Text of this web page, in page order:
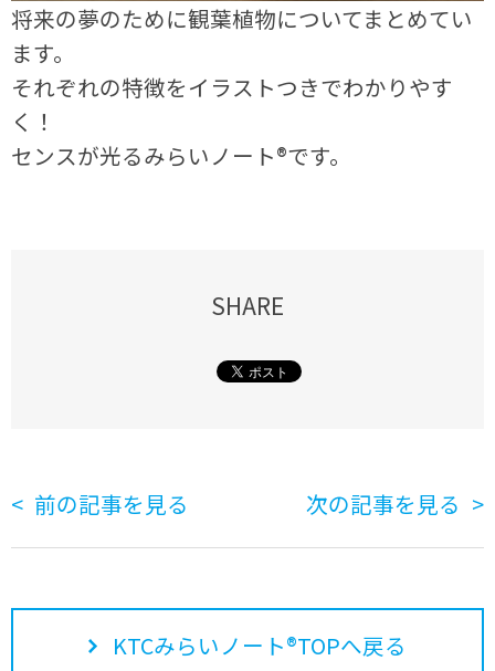
将来の夢のために観葉植物についてまとめてい
ます。
それぞれの特徴をイラストつきでわかりやす
く！
センスが光るみらいノート®です。
SHARE
前の記事を見る 次の記事を見る
KTCみらいノート®TOPへ戻る